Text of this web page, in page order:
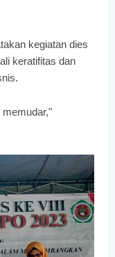
kegiatan dies
keratifitas dan
memudar,"